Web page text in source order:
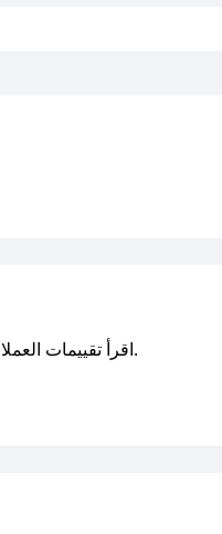
اقرأ تقييمات العملاء الأصلية والتقييمات من المشترين المتحققين. اكتشف ما يعتقده المستخدمون الحقيقيون حول خدمتنا وتعلم من تجاربهم.